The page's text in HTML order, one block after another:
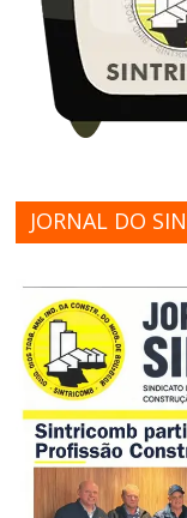
JORNAL DO